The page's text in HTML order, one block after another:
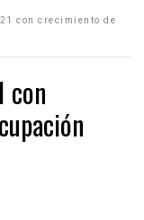
con crecimiento de
con